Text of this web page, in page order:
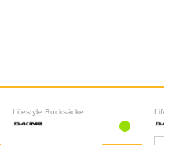
Lifestyle Rucksäcke